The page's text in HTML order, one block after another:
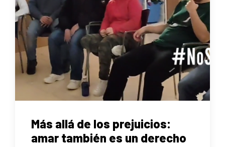
Más allá de los prejuicios:
amar también es un derecho